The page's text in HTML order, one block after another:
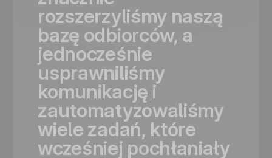
rozszerzyliśmy naszą
bazę odbiorców, a
jednocześnie
usprawniliśmy
komunikację i
zautomatyzowaliśmy
wiele zadań, które
wcześniej pochłaniały